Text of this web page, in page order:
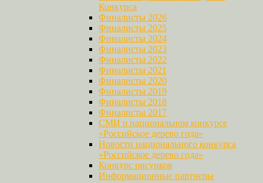
Конкурса
Финалисты 2026
Финалисты 2025
Финалисты 2024
Финалисты 2023
Финалисты 2022
Финалисты 2021
Финалисты 2020
Финалисты 2019
Финалисты 2018
Финалисты 2017
СМИ о национальном конкурсе
«Российское дерево года»
Новости национального конкурса
«Российское дерево года»
Конкурс рисунков
Информационные партнеры